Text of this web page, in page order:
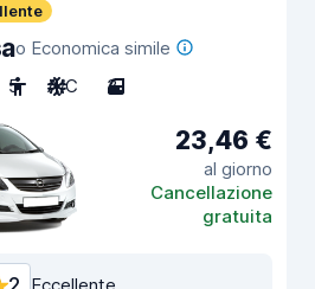
o Economica simile
5 A/C 3
23,46 €
al giorno
Cancellazione
gratuita